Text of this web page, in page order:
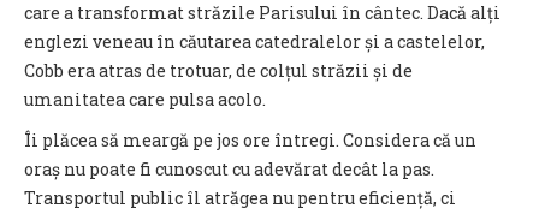
care a transformat străzile Parisului în cântec. Dacă alți
englezi veneau în căutarea catedralelor și a castelelor,
Cobb era atras de trotuar, de colțul străzii și de
umanitatea care pulsa acolo.
Îi plăcea să meargă pe jos ore întregi. Considera că un
oraș nu poate fi cunoscut cu adevărat decât la pas.
Transportul public îl atrăgea nu pentru eficiență, ci